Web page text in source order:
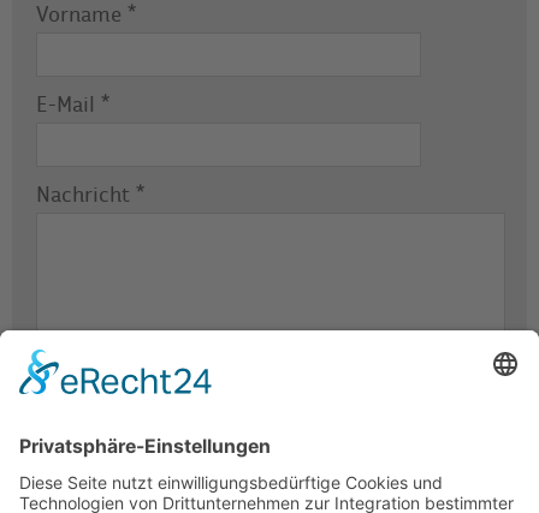
Vorname *
E-Mail *
Nachricht *
Wir benötigen Ihre Zustimmung, um den -Service zu